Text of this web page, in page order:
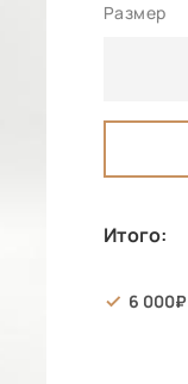
Размер
Итого:
6 000